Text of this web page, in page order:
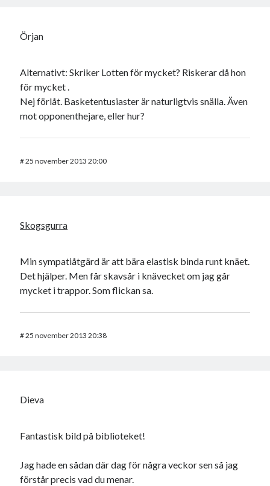
Örjan
Alternativt: Skriker Lotten för mycket? Riskerar då hon
för mycket .
Nej förlåt. Basketentusiaster är naturligtvis snälla. Även
mot opponenthejare, eller hur?
#25 november 2013 20:00
Skogsgurra
Min sympatiåtgärd är att bära elastisk binda runt knäet.
Det hjälper. Men får skavsår i knävecket om jag går
mycket i trappor. Som flickan sa.
#25 november 2013 20:38
Dieva
Fantastisk bild på biblioteket!
Jag hade en sådan där dag för några veckor sen så jag
förstår precis vad du menar.